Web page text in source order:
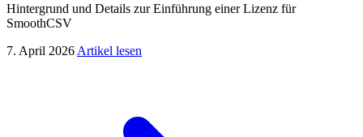
Hintergrund und Details zur Einführung einer Lizenz für
SmoothCSV
7. April 2026 Artikel lesen